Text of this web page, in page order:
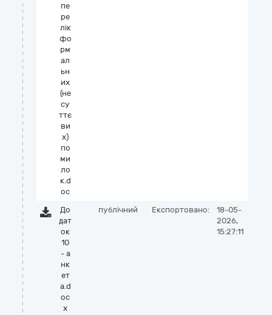
пе
ре
лік
фо
рм
ал
ьн
их
(не
су
ттє
ви
х)
по
ми
ло
к.d
oc
До
дат
ок
10
- а
нк
ет
а.d
oc
x
публічний Експортовано:
18-05-
2026,
15:27:11